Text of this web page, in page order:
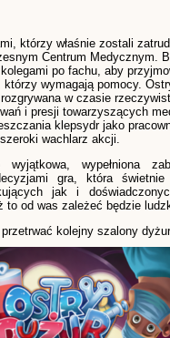
którzy właśnie zostali
Centrum Medycznym.
po fachu, aby
którzy wymagają pomocy.
w czasie
i presji towarzyszących
klepsydr jako
wachlarz akcji.
wypełniona
gra, która
jak i
to od was zależeć będzie
kolejny szalony